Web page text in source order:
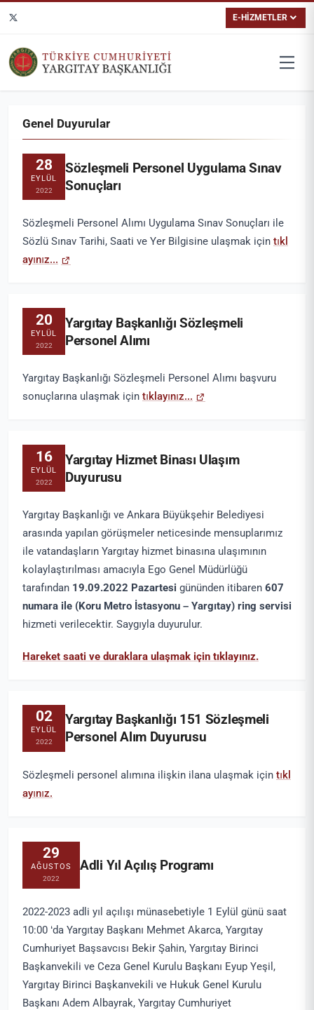
E-HİZMETLER
Genel Duyurular
28
EYLÜL
2022
Sözleşmeli Personel Uygulama Sınav
Sonuçları
Sözleşmeli Personel Alımı Uygulama Sınav Sonuçları ile
Sözlü Sınav Tarihi, Saati ve Yer Bilgisine ulaşmak için tıkl
ayınız...
20
EYLÜL
2022
Yargıtay Başkanlığı Sözleşmeli
Personel Alımı
Yargıtay Başkanlığı Sözleşmeli Personel Alımı başvuru
sonuçlarına ulaşmak için tıklayınız...
16
EYLÜL
2022
Yargıtay Hizmet Binası Ulaşım
Duyurusu
Yargıtay Başkanlığı ve Ankara Büyükşehir Belediyesi
arasında yapılan görüşmeler neticesinde mensuplarımız
ile vatandaşların Yargıtay hizmet binasına ulaşımının
kolaylaştırılması amacıyla Ego Genel Müdürlüğü
tarafından 19.09.2022 Pazartesi gününden itibaren 607
numara ile (Koru Metro İstasyonu – Yargıtay) ring servisi
hizmeti verilecektir. Saygıyla duyurulur.
Hareket saati ve duraklara ulaşmak için tıklayınız.
02
EYLÜL
2022
Yargıtay Başkanlığı 151 Sözleşmeli
Personel Alım Duyurusu
Sözleşmeli personel alımına ilişkin ilana ulaşmak için tıkl
ayınız.
29
AĞUSTOS
2022
Adli Yıl Açılış Programı
2022-2023 adli yıl açılışı münasebetiyle 1 Eylül günü saat
10:00 ‘da Yargıtay Başkanı Mehmet Akarca, Yargıtay
Cumhuriyet Başsavcısı Bekir Şahin, Yargıtay Birinci
Başkanvekili ve Ceza Genel Kurulu Başkanı Eyup Yeşil,
Yargıtay Birinci Başkanvekili ve Hukuk Genel Kurulu
Başkanı Adem Albayrak, Yargıtay Cumhuriyet